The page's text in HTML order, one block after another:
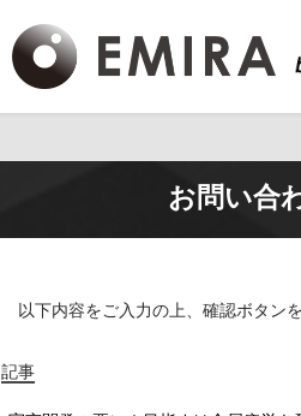
お問い合
以下内容をご入力の上、 確認ボタン
記事